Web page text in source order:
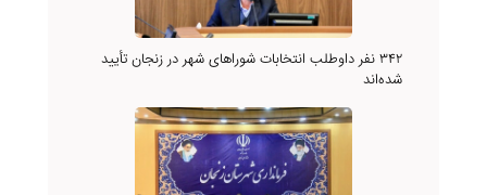
۳۴۲ نفر داوطلب انتخابات شوراهای شهر در زنجان تأیید
شده‌اند